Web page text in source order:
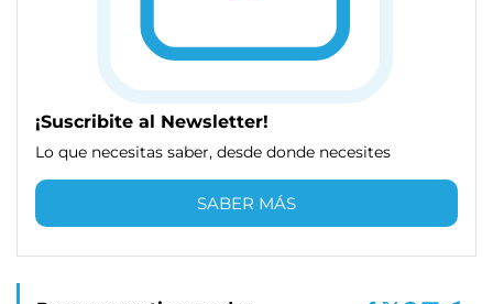
¡Suscribite al Newsletter!
Lo que necesitas saber, desde donde necesites
SABER MÁS